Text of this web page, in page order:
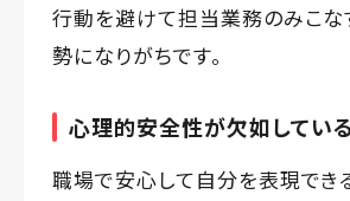
行動を避けて担当業務のみこ
勢になりがちです。
心理的安全性が欠如している
職場で安心して自分を表現でき